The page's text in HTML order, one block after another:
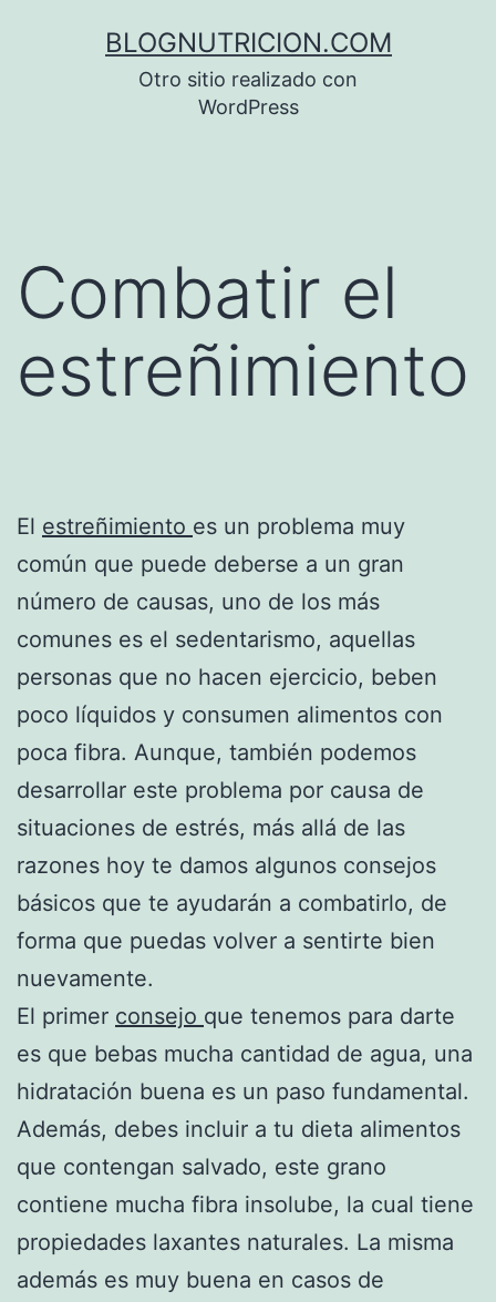
BLOGNUTRICION.COM
Otro sitio realizado con
WordPress
Combatir el
estreñimiento
El estreñimiento es un problema muy
común que puede deberse a un gran
número de causas, uno de los más
comunes es el sedentarismo, aquellas
personas que no hacen ejercicio, beben
poco líquidos y consumen alimentos con
poca fibra. Aunque, también podemos
desarrollar este problema por causa de
situaciones de estrés, más allá de las
razones hoy te damos algunos consejos
básicos que te ayudarán a combatirlo, de
forma que puedas volver a sentirte bien
nuevamente.
El primer consejo que tenemos para darte
es que bebas mucha cantidad de agua, una
hidratación buena es un paso fundamental.
Además, debes incluir a tu dieta alimentos
que contengan salvado, este grano
contiene mucha fibra insolube, la cual tiene
propiedades laxantes naturales. La misma
además es muy buena en casos de